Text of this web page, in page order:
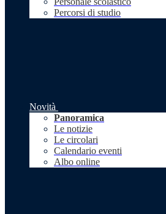
Percorsi di studio
Novità
Panoramica
Le notizie
Le circolari
Calendario eventi
Albo online